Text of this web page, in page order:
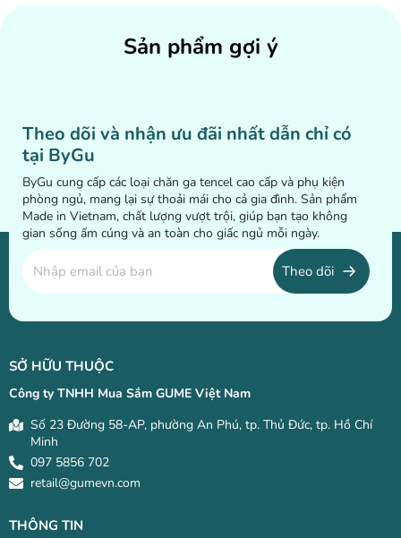
Sản phẩm gợi ý
Theo dõi và nhận ưu đãi nhất dẫn chỉ có
tại ByGu
ByGu cung cấp các loại chăn ga tencel cao cấp và phụ kiện
phòng ngủ, mang lại sự thoải mái cho cả gia đình. Sản phẩm
Made in Vietnam, chất lượng vượt trội, giúp bạn tạo không
gian sống ấm cúng và an toàn cho giấc ngủ mỗi ngày.
Theo dõi
SỞ HỮU THUỘC
Công ty TNHH Mua Sắm GUME Việt Nam
Số 23 Đường 58-AP, phường An Phú, tp. Thủ Đức, tp. Hồ Chí
Minh
097 5856 702
retail@gumevn.com
THÔNG TIN